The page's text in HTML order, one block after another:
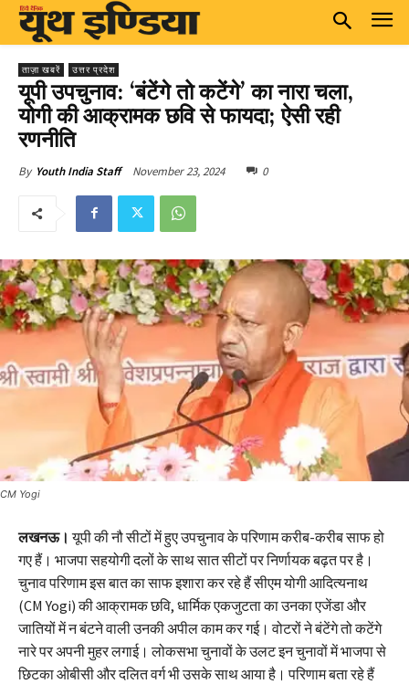
ताज़ा खबरें उत्तर प्रदेश
यूपी उपचुनाव: ‘बंटेंगे तो कटेंगे’ का नारा चला,
योगी की आक्रामक छवि से फायदा; ऐसी रही
रणनीति
By Youth India Staff November 23, 2024 0
CM Yogi
लखनऊ। यूपी की नौ सीटों में हुए उपचुनाव के परिणाम करीब-करीब साफ हो
गए हैं। भाजपा सहयोगी दलों के साथ सात सीटों पर निर्णायक बढ़त पर है।
चुनाव परिणाम इस बात का साफ इशारा कर रहे हैं सीएम योगी आदित्यनाथ
(CM Yogi) की आक्रामक छवि, धार्मिक एकजुटता का उनका एजेंडा और
जातियों में न बंटने वाली उनकी अपील काम कर गई। वोटरों ने बंटेंगे तो कटेंगे
नारे पर अपनी मुहर लगाई। लोकसभा चुनावों के उलट इन चुनावों में भाजपा से
छिटका ओबीसी और दलित वर्ग भी उसके साथ आया है। परिणाम बता रहे हैं